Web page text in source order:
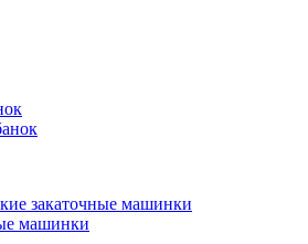
закаточные машинки
машинки